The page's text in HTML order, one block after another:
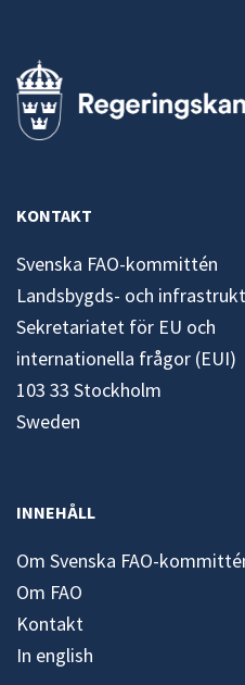
KONTAKT
Svenska FAO-kommittén
Landsbygds- och
Sekretariatet för EU och
internationella frågor (EUI)
103 33 Stockholm
Sweden
INNEHÅLL
Om Svenska FAO-
Om FAO
Kontakt
In english